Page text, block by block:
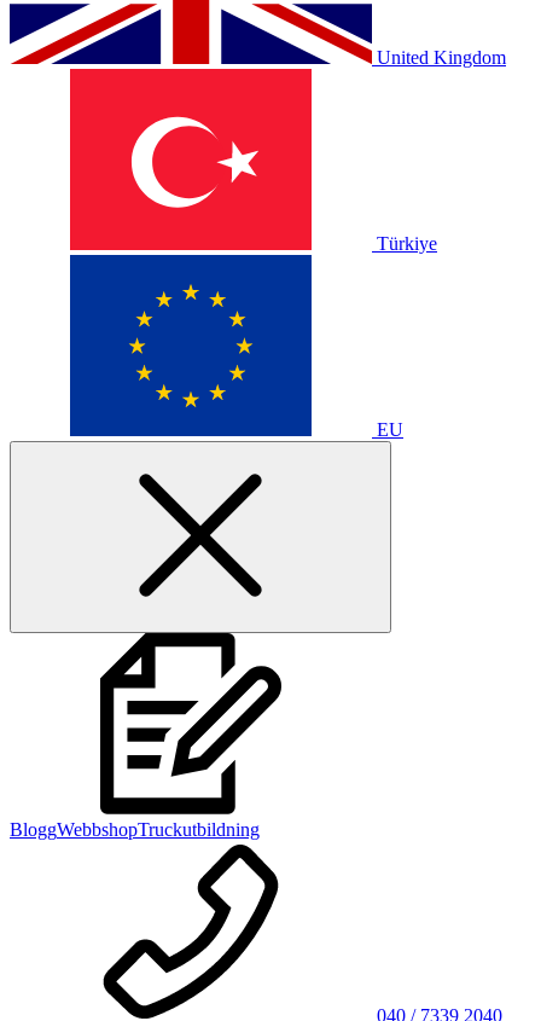
United Kingdom
Türkiye
EU
BloggWebbshopTruckutbildning
040 / 7339 2040